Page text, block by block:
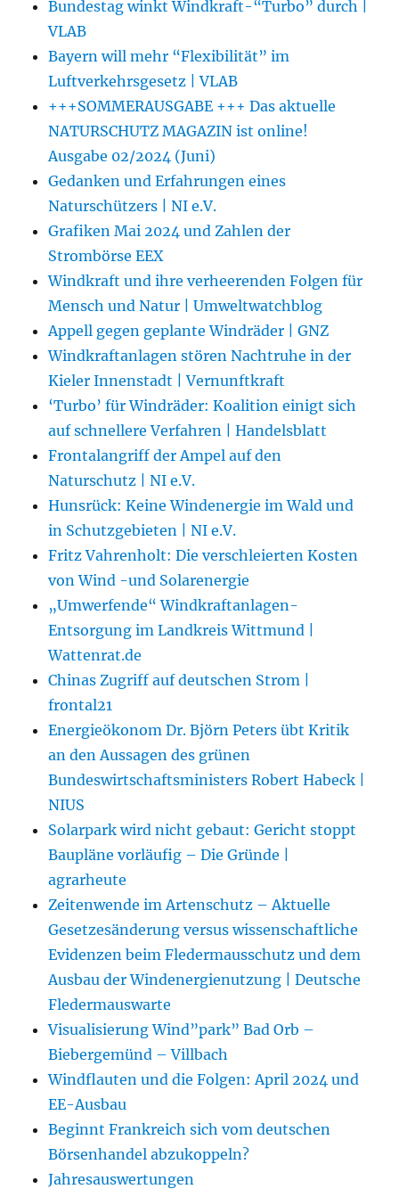
Bundestag winkt Windkraft-“Turbo” durch |
VLAB
Bayern will mehr “Flexibilität” im
Luftverkehrsgesetz | VLAB
+++SOMMERAUSGABE +++ Das aktuelle
NATURSCHUTZ MAGAZIN ist online!
Ausgabe 02/2024 (Juni)
Gedanken und Erfahrungen eines
Naturschützers | NI e.V.
Grafiken Mai 2024 und Zahlen der
Strombörse EEX
Windkraft und ihre verheerenden Folgen für
Mensch und Natur | Umweltwatchblog
Appell gegen geplante Windräder | GNZ
Windkraftanlagen stören Nachtruhe in der
Kieler Innenstadt | Vernunftkraft
‘Turbo’ für Windräder: Koalition einigt sich
auf schnellere Verfahren | Handelsblatt
Frontalangriff der Ampel auf den
Naturschutz | NI e.V.
Hunsrück: Keine Windenergie im Wald und
in Schutzgebieten | NI e.V.
Fritz Vahrenholt: Die verschleierten Kosten
von Wind -und Solarenergie
„Umwerfende“ Windkraftanlagen-
Entsorgung im Landkreis Wittmund |
Wattenrat.de
Chinas Zugriff auf deutschen Strom |
frontal21
Energieökonom Dr. Björn Peters übt Kritik
an den Aussagen des grünen
Bundeswirtschaftsministers Robert Habeck |
NIUS
Solarpark wird nicht gebaut: Gericht stoppt
Baupläne vorläufig – Die Gründe |
agrarheute
Zeitenwende im Artenschutz – Aktuelle
Gesetzesänderung versus wissenschaftliche
Evidenzen beim Fledermausschutz und dem
Ausbau der Windenergienutzung | Deutsche
Fledermauswarte
Visualisierung Wind”park” Bad Orb –
Biebergemünd – Villbach
Windflauten und die Folgen: April 2024 und
EE-Ausbau
Beginnt Frankreich sich vom deutschen
Börsenhandel abzukoppeln?
Jahresauswertungen